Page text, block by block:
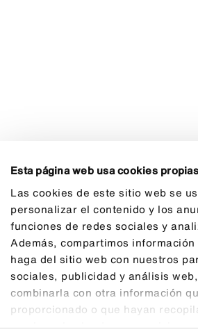
Esta página web usa cookies
Las cookies de este sitio web se
personalizar el contenido y los
funciones de redes sociales y
Además, compartimos
haga del sitio web con nuestros
sociales, publicidad y análisis
combinarla con otra información
proporcionado o que hayan
que haya hecho de sus servicios.